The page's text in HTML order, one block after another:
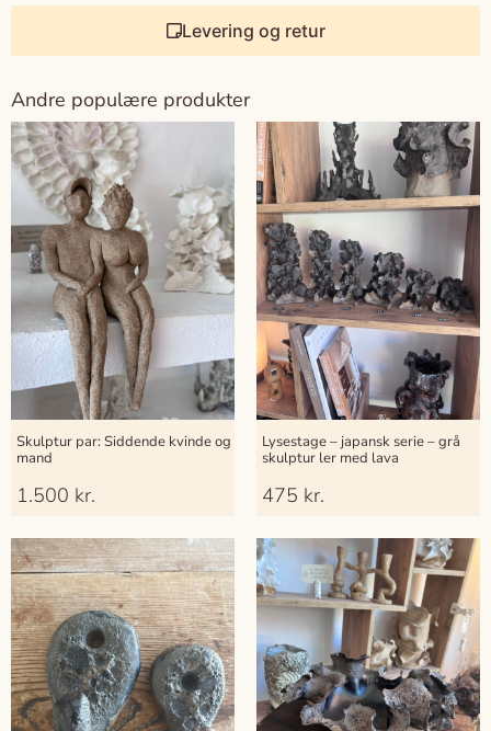
Levering og retur
Andre populære produkter
Skulptur par: Siddende kvinde og
mand
1.500 kr.
Lysestage – japansk serie – grå
skulptur ler med lava
475 kr.